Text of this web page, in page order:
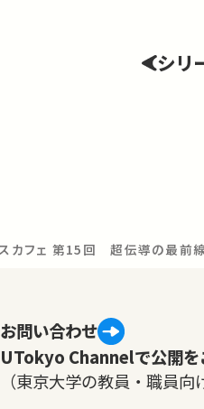
シリ
スカフェ 第15回 超伝導の最前
お問い合わせ
UTokyo Channelで公開を
（東京大学の教員・職員向